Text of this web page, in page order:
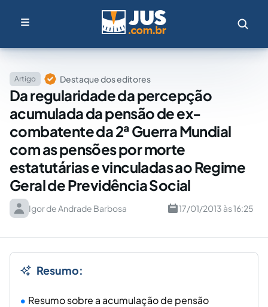
Artigo Destaque dos editores
Da regularidade da percepção
acumulada da pensão de ex-
combatente da 2ª Guerra Mundial
com as pensões por morte
estatutárias e vinculadas ao Regime
Geral de Previdência Social
Igor de Andrade Barbosa 17/01/2013 às 16:25
Resumo:
Resumo sobre a acumulação de pensão